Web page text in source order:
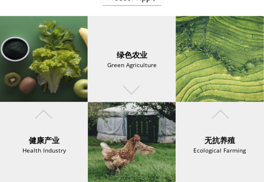
绿色农业
Green Agriculture
健康产业
Health Industry
无抗养殖
Ecological Farming